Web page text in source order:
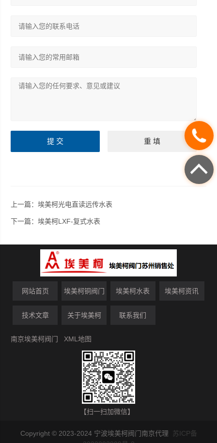
上一篇：埃美柯光电直读远传水表
下一篇：埃美柯LXF-复式水表
网站首页 埃美柯铜阀门 埃美柯水表 埃美柯资讯
技术文章 关于埃美柯 联系我们
南京埃美柯阀门 XML地图
【扫一扫加微信】
Copyright © 2023-2024 宁波埃美柯阀门南京代理 苏ICP备